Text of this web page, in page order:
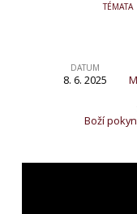
TÉMATA
manželky
DATUM
8. 6. 2025
Boží